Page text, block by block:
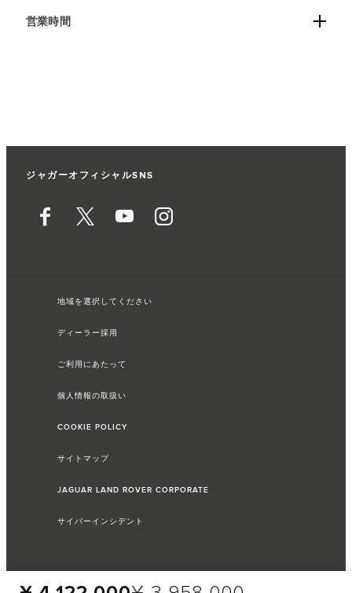
営業時間
ジャガーオフィシャルSNS
地域を選択してください
ディーラー採用
ご利用にあたって
個人情報の取扱い
COOKIE POLICY
サイトマップ
JAGUAR LAND ROVER CORPORATE
サイバーインシデント